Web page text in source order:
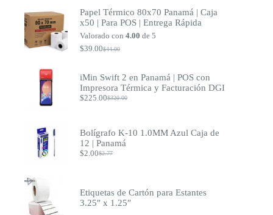
Papel Térmico 80x70 Panamá | Caja
x50 | Para POS | Entrega Rápida
Valorado con 4.00 de 5
$44.00
El
era:
$44.00.
$39.00El
es:
$39.00.
iMin Swift 2 en Panamá | POS con
Impresora Térmica y Facturación DGI
$320.00
El
era:
$320.00.
$225.00El
es:
$225.00.
Bolígrafo K-10 1.0MM Azul Caja de
12 | Panamá
$2.77
El
$2.77.
$2.00El
$2.00.
Etiquetas de Cartón para Estantes
3.25″ x 1.25″